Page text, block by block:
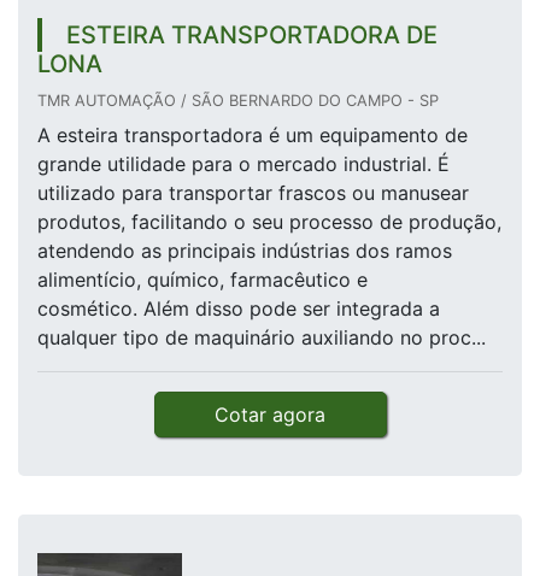
ESTEIRA TRANSPORTADORA DE
LONA
TMR AUTOMAÇÃO / SÃO BERNARDO DO CAMPO - SP
A esteira transportadora é um equipamento de
grande utilidade para o mercado industrial. É
utilizado para transportar frascos ou manusear
produtos, facilitando o seu processo de produção,
atendendo as principais indústrias dos ramos
alimentício, químico, farmacêutico e
cosmético. Além disso pode ser integrada a
qualquer tipo de maquinário auxiliando no proc...
Cotar agora